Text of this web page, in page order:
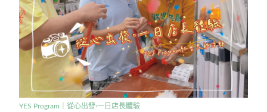
YES Program｜從心出發·一日店長體驗